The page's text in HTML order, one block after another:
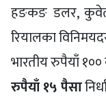
हङकङ डलर,
रियालका
भारतीय रुपैयाँ
रुपैयाँ १५ पैसा